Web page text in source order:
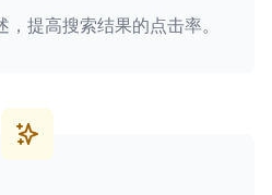
提高搜索结果的点击率。